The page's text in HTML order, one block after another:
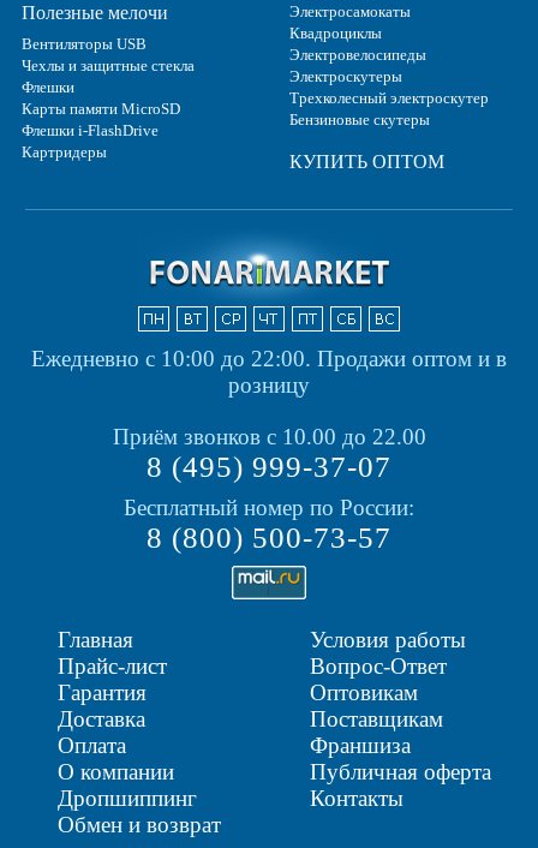
Полезные мелочи
Вентиляторы USB
Чехлы и защитные стекла
Флешки
Карты памяти MicroSD
Флешки i-FlashDrive
Картридеры
Электросамокаты
Квадроциклы
Электровелосипеды
Электроскутеры
Трехколесный электроскутер
Бензиновые скутеры
КУПИТЬ ОПТОМ
Ежедневно с 10:00 до 22:00. Продажи оптом и в
розницу
Приём звонков с 10.00 до 22.00
8 (495) 999-37-07
Бесплатный номер по России:
8 (800) 500-73-57
Главная
Прайс-лист
Гарантия
Доставка
Оплата
О компании
Дропшиппинг
Обмен и возврат
Условия работы
Вопрос-Ответ
Оптовикам
Поставщикам
Франшиза
Публичная оферта
Контакты